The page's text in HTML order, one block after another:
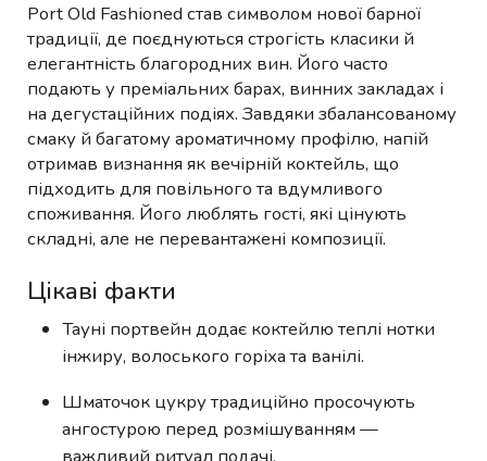
Port Old Fashioned став символом нової барної
традиції, де поєднуються строгість класики й
елегантність благородних вин. Його часто
подають у преміальних барах, винних закладах і
на дегустаційних подіях. Завдяки збалансованому
смаку й багатому ароматичному профілю, напій
отримав визнання як вечірній коктейль, що
підходить для повільного та вдумливого
споживання. Його люблять гості, які цінують
складні, але не перевантажені композиції.
Цікаві факти
Тауні портвейн додає коктейлю теплі нотки
інжиру, волоського горіха та ванілі.
Шматочок цукру традиційно просочують
ангостурою перед розмішуванням —
важливий ритуал подачі.